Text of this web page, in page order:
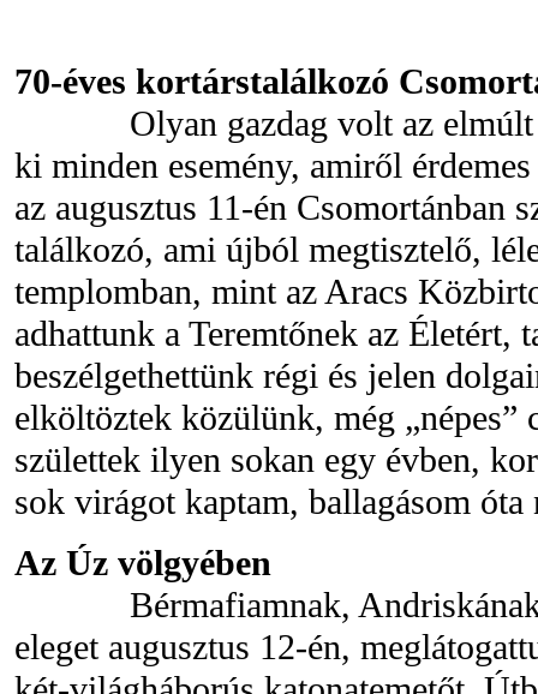
70-éves kortárstalálkozó
Olyan gazdag volt az elmúlt
ki minden esemény, amiről
az augusztus 11-én Csomortánban
találkozó, ami újból megtisztelő,
templomban, mint az Aracs
adhattunk a Teremtőnek az Életért,
beszélgethettünk régi és jelen
elköltöztek közülünk, még „népes”
születtek ilyen sokan egy évben,
sok virágot kaptam, ballagásom
Az Úz völgyében
Bérmafiamnak, Andriskának
eleget augusztus 12-én,